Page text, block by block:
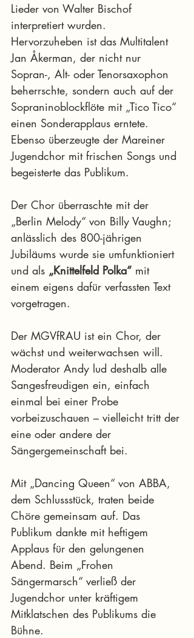
Lieder von Walter Bischof
interpretiert wurden.
Hervorzuheben ist das Multitalent
Jan Åkerman, der nicht nur
Sopran-, Alt- oder Tenorsaxophon
beherrschte, sondern auch auf der
Sopraninoblockflöte mit „Tico Tico“
einen Sonderapplaus erntete.
Ebenso überzeugte der Mareiner
Jugendchor mit frischen Songs und
begeisterte das Publikum.
Der Chor überraschte mit der
„Berlin Melody“ von Billy Vaughn;
anlässlich des 800-jährigen
Jubiläums wurde sie umfunktioniert
und als „Knittelfeld Polka“ mit
einem eigens dafür verfassten Text
vorgetragen.
Der MGVfRAU ist ein Chor, der
wächst und weiterwachsen will.
Moderator Andy lud deshalb alle
Sangesfreudigen ein, einfach
einmal bei einer Probe
vorbeizuschauen – vielleicht tritt der
eine oder andere der
Sängergemeinschaft bei.
Mit „Dancing Queen“ von ABBA,
dem Schlussstück, traten beide
Chöre gemeinsam auf. Das
Publikum dankte mit heftigem
Applaus für den gelungenen
Abend. Beim „Frohen
Sängermarsch“ verließ der
Jugendchor unter kräftigem
Mitklatschen des Publikums die
Bühne.